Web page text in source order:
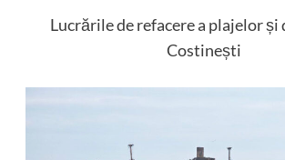
Lucrările de refacere a plajelor
Costinești